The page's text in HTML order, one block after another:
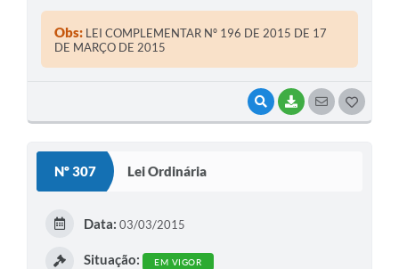
VISUALIZAR
BAIXARSEGUIR
SÃO PAULO E DÁ OUTRAS PROVIDÊNCIAS". EDIVALDO
NERES DE MEIRA, Prefeito Municipal de Coronel Macedo ,
Estado de São Paulo , no uso de suas atribuições legais
Obs: LEI COMPLEMENTAR Nº 196 DE 2015 DE 17
DE MARÇO DE 2015
Nº 307 Lei Ordinária
Data: 03/03/2015
Situação: EM VIGOR